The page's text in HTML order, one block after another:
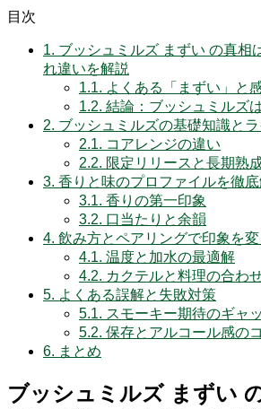
目次
1. ブッシュミルズ まずい の真相
れ違いを解説
1.1. よくある「まずい」と
1.2. 結論：ブッシュミルズ
2. ブッシュミルズの基礎知識と
2.1. コアレンジの違い
2.2. 限定リリースと長期熟
3. 香りと味のプロファイルを徹底
3.1. 香りの第一印象
3.2. 口当たりと余韻
4. 飲み方とペアリングで印象を変
4.1. 温度と加水の最適解
4.2. カクテルと料理の合わ
5. よくある誤解と失敗対策
5.1. スモーキー期待のギャ
5.2. 保存とアルコール感の
6. まとめ
ブッシュミルズ まずい